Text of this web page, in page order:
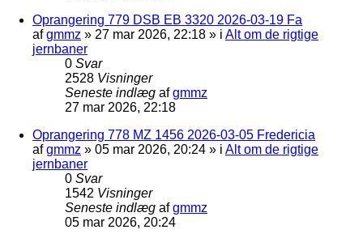
Oprangering 779 DSB EB 3320 2026-03-19 Fa
afgmmz » 27 mar 2026, 22:18 » i Alt om de rigtige
jernbaner
0 Svar
2528 Visninger
Seneste indlæg afgmmz
27 mar 2026, 22:18
Oprangering 778 MZ 1456 2026-03-05 Fredericia
afgmmz » 05 mar 2026, 20:24 » i Alt om de rigtige
jernbaner
0 Svar
1542 Visninger
Seneste indlæg afgmmz
05 mar 2026, 20:24